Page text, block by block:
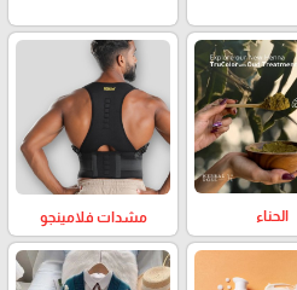
الحناء مشدات فلامينجو